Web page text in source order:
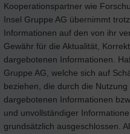
Kooperationspartner wie
Insel Gruppe AG übernimmt
Informationen auf den von ihr
Gewähr für die Aktualität,
dargebotenen Informationen.
Gruppe AG, welche sich auf
beziehen, die durch die
dargebotenen Informationen
und unvollständiger
grundsätzlich ausgeschlossen.